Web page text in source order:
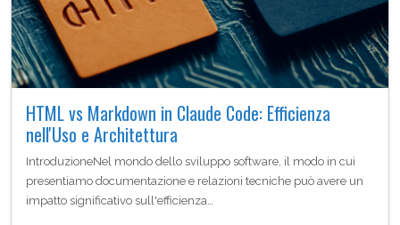
HTML vs Markdown in Claude Code: Efficienza
nell'Uso e Architettura
IntroduzioneNel mondo dello sviluppo software, il modo in cui
presentiamo documentazione e relazioni tecniche può avere un
impatto significativo sull'efficienza…